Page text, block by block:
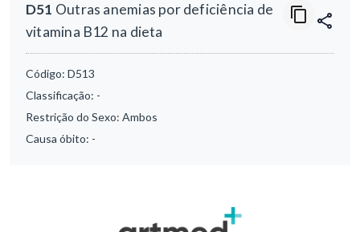
D51 Outras anemias por deficiência de
vitamina B12 na dieta
Código: D513
Classificação: -
Restrição do Sexo: Ambos
Causa óbito: -